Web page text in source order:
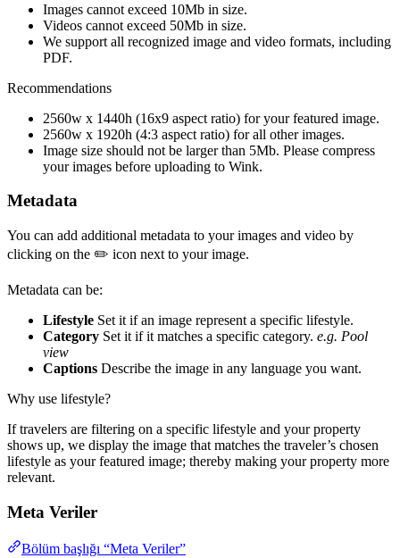
Images cannot exceed 10Mb in size.
Videos cannot exceed 50Mb in size.
We support all recognized image and video formats, including
PDF.
Recommendations
2560w x 1440h (16x9 aspect ratio) for your featured image.
2560w x 1920h (4:3 aspect ratio) for all other images.
Image size should not be larger than 5Mb. Please compress
your images before uploading to Wink.
Metadata
You can add additional metadata to your images and video by
clicking on the ✏️ icon next to your image.
Metadata can be:
Lifestyle Set it if an image represent a specific lifestyle.
Category Set it if it matches a specific category. e.g. Pool
view
Captions Describe the image in any language you want.
Why use lifestyle?
If travelers are filtering on a specific lifestyle and your property
shows up, we display the image that matches the traveler’s chosen
lifestyle as your featured image; thereby making your property more
relevant.
Meta Veriler
Bölüm başlığı “Meta Veriler”